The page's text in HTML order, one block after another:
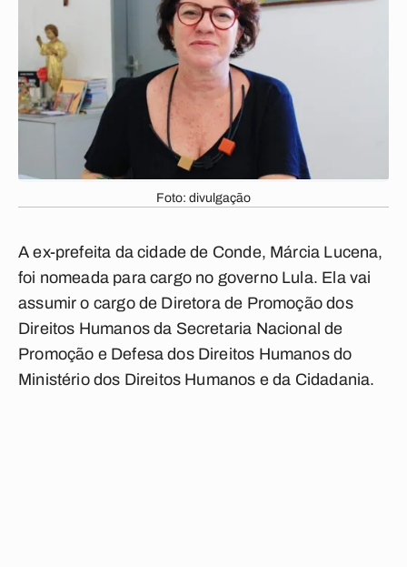
Foto: divulgação
A ex-prefeita da cidade de Conde, Márcia Lucena,
foi nomeada para cargo no governo Lula. Ela vai
assumir o cargo de Diretora de Promoção dos
Direitos Humanos da Secretaria Nacional de
Promoção e Defesa dos Direitos Humanos do
Ministério dos Direitos Humanos e da Cidadania.